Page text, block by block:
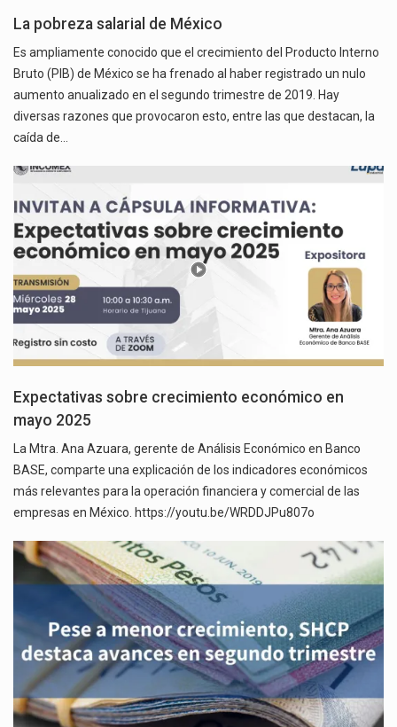
La pobreza salarial de México
Es ampliamente conocido que el crecimiento del Producto Interno
Bruto (PIB) de México se ha frenado al haber registrado un nulo
aumento anualizado en el segundo trimestre de 2019. Hay
diversas razones que provocaron esto, entre las que destacan, la
caída de…
Expectativas sobre crecimiento económico en
mayo 2025
La Mtra. Ana Azuara, gerente de Análisis Económico en Banco
BASE, comparte una explicación de los indicadores económicos
más relevantes para la operación financiera y comercial de las
empresas en México. https://youtu.be/WRDDJPu807o